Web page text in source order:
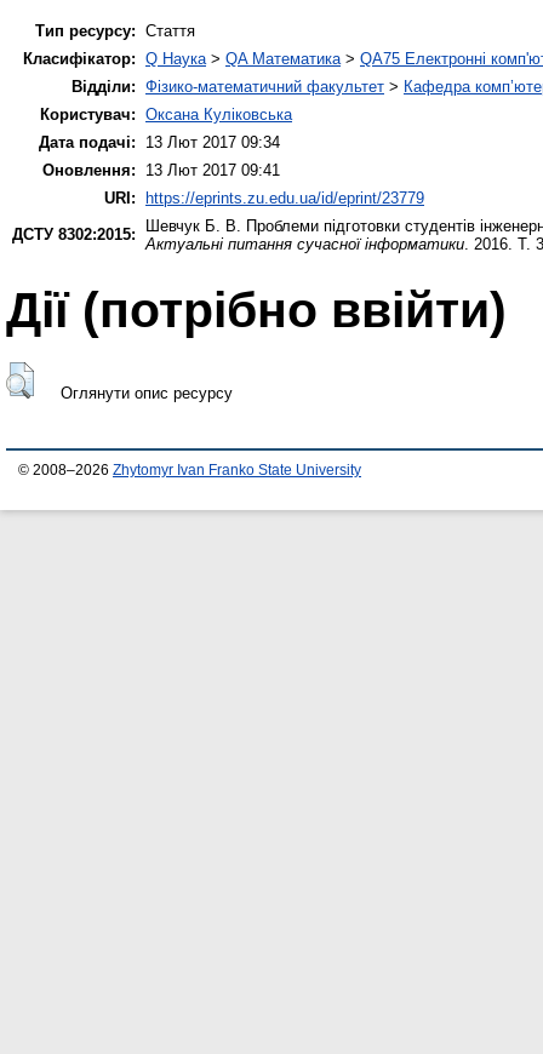
Тип ресурсу: Стаття
Класифікатор: Q Наука > QA Математика > QA75 Електронні
Відділи: Фізико-математичний факультет > Кафедра
Користувач: Оксана Куліковська
Дата подачі:
13 Лют 2017 09:34
Оновлення:
13 Лют 2017 09:41
URI: https://eprints.zu.edu.ua/id/eprint/23779
ДСТУ 8302:2015:
Шевчук Б. В.
Проблеми підготовки студентів
Актуальні питання сучасної інформатики . 2016. Т.
Дії ​​(потрібно ввійти)
Оглянути опис ресурсу
© 2008–2026 Zhytomyr Ivan Franko State University